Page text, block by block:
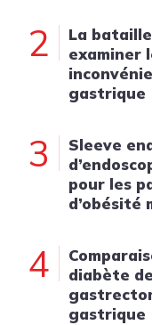
2
La
examiner
gastrique
3
Sleeve
pour les
d’obésité
4
diabète
gastrique